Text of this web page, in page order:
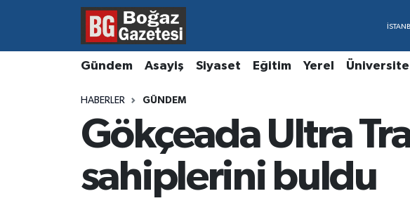
Gündem Asayiş Siyaset Eğitim Yerel Üniversite
HABERLER GÜNDEM
Gökçeada Ultra
sahiplerini buldu
Asayiş
Ekonomi
Hava Durumu
Süper Lig Puan Durumu ve Fikstür
Tüm Manşetler
Son Dakika Haberleri